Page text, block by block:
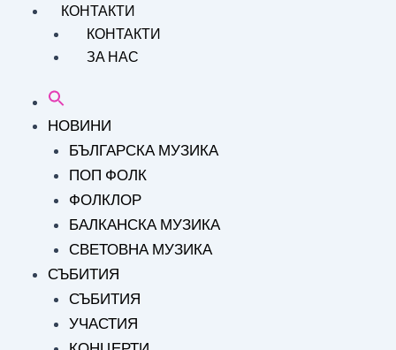
КОНТАКТИ
КОНТАКТИ
ЗА НАС
НОВИНИ
БЪЛГАРСКА МУЗИКА
ПОП ФОЛК
ФОЛКЛОР
БАЛКАНСКА МУЗИКА
СВЕТОВНА МУЗИКА
СЪБИТИЯ
СЪБИТИЯ
УЧАСТИЯ